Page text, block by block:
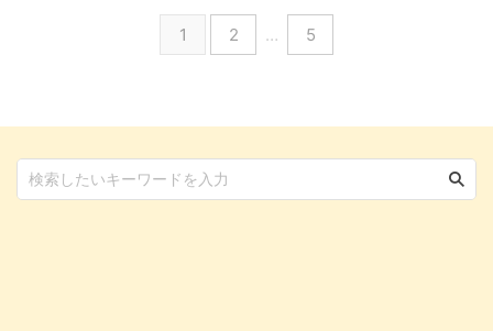
せんか？ 私たち人間にとっては
なんてことない日常生活の音で
も、猫にとっては大きなストレス
私たちが気づかない音にも敏感に
1 2 … 5